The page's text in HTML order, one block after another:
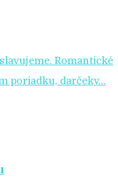
Romantické
poriadku, darčeky...